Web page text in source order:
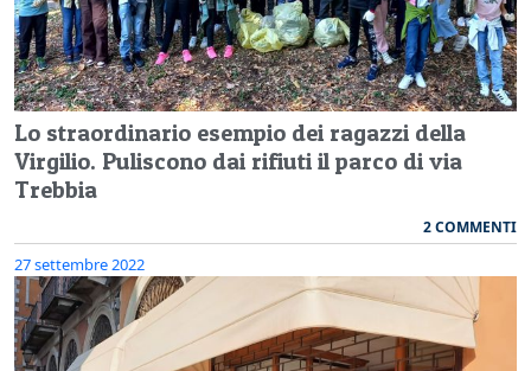
Lo straordinario esempio dei ragazzi della
Virgilio. Puliscono dai rifiuti il parco di via
Trebbia
2 COMMENTI
27 settembre 2022